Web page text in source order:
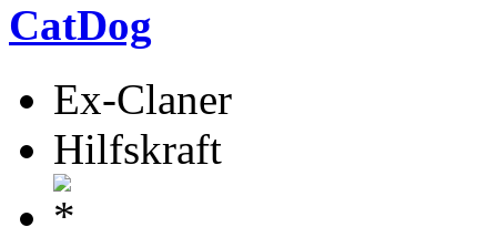
CatDog
Ex-Claner
Hilfskraft